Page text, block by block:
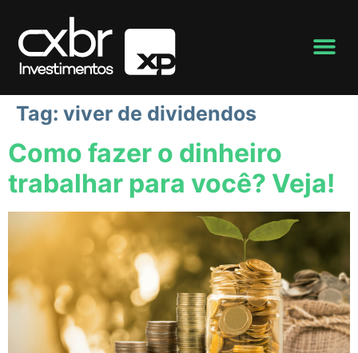
Tag: viver de dividendos
Como fazer o dinheiro
trabalhar para você? Veja!